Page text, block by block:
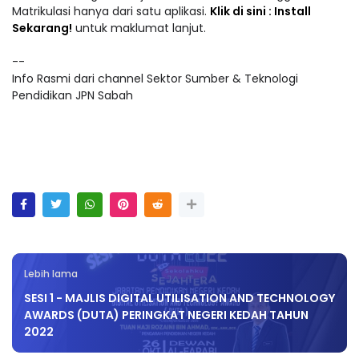
Matrikulasi hanya dari satu aplikasi. Klik di sini : Install
Sekarang! untuk maklumat lanjut.
--
Info Rasmi dari channel Sektor Sumber & Teknologi
Pendidikan JPN Sabah
Lebih lama
SESI 1 - MAJLIS DIGITAL UTILISATION AND TECHNOLOGY
AWARDS (DUTA) PERINGKAT NEGERI KEDAH TAHUN
2022